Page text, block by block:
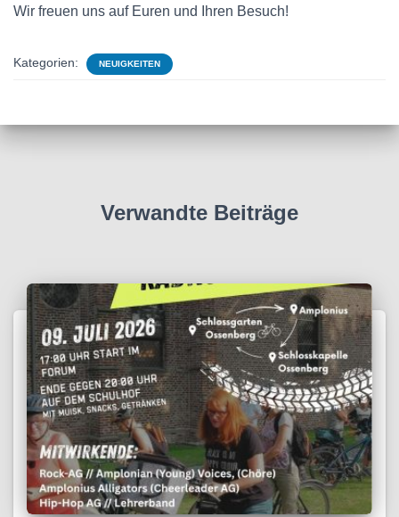
Wir freuen uns auf Euren und Ihren Besuch!
Kategorien: NEUIGKEITEN
Verwandte Beiträge